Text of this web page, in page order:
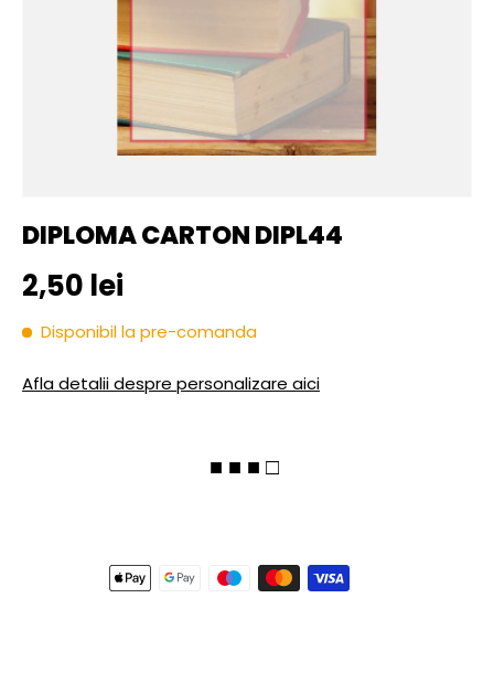
DIPLOMA CARTON DIPL44
Pret initial
2,50 lei
Disponibil la pre-comanda
Afla detalii despre personalizare aici
■ ■ ■ □